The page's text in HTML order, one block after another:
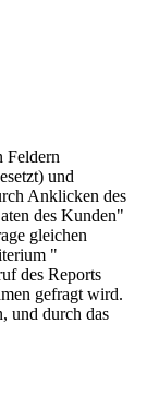
Feldern
und
Anklicken des
des Kunden"
gleichen
"
des Reports
gefragt wird.
und durch das